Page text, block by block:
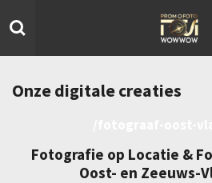
direct
hoofdinhoud
Onze digitale creaties
Fotografie op Locatie &
Oost- en Zeeuws-